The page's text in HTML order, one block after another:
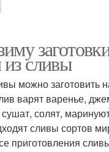
из сливы
можно заготовить
варят варенье,
солят,
сливы сортов
приготовления